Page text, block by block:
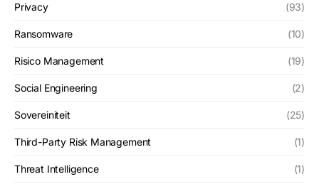
Privacy (93)
Ransomware (10)
Risico Management (19)
Social Engineering (2)
Sovereiniteit (25)
Third-Party Risk Management (1)
Threat Intelligence (1)